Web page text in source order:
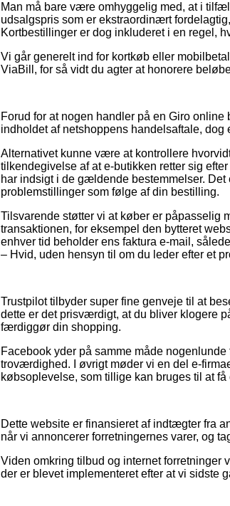
Man må bare være omhyggelig med, at i
udsalgspris som er ekstraordinært
Kortbestillinger er dog inkluderet i en regel,
Vi går generelt ind for kortkøb eller
ViaBill, for så vidt du agter at honorere
Forud for at nogen handler på en Giro
indholdet af netshoppens handelsaftale,
Alternativet kunne være at kontrollere
tilkendegivelse af at e-butikken retter sig
har indsigt i de gældende bestemmelser.
problemstillinger som følge af din bestilling.
Tilsvarende støtter vi at køber er påpasselig
transaktionen, for eksempel den bytteret
enhver tid beholder ens faktura e-mail,
– Hvid, uden hensyn til om du leder efter et
Trustpilot tilbyder super fine genveje til at
dette er det prisværdigt, at du bliver klogere
færdiggør din shopping.
Facebook yder på samme måde
troværdighed. I øvrigt møder vi en del e-
købsoplevelse, som tillige kan bruges til at
Dette website er finansieret af indtægter fra
når vi annoncerer forretningernes varer, og
Viden omkring tilbud og internet forretninger
der er blevet implementeret efter at vi sidste